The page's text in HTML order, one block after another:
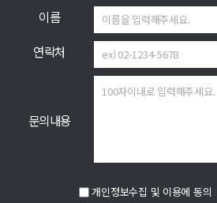
이름
연락처
문의내용
개인정보수집 및 이용에 동의